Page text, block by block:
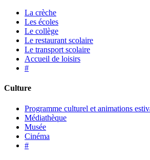
La crèche
Les écoles
Le collège
Le restaurant scolaire
Le transport scolaire
Accueil de loisirs
#
Culture
Programme culturel et animations
Médiathèque
Musée
Cinéma
#